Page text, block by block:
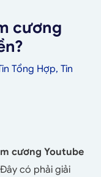
cương
Tổng Hợp, Tin
cương Youtube
có phải giải